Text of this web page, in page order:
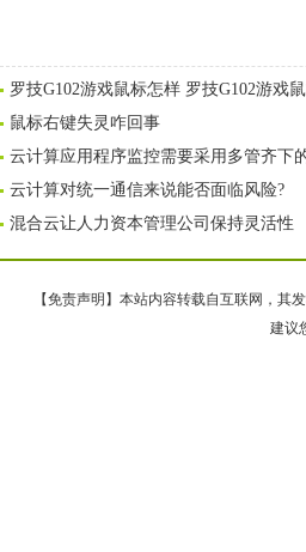
罗技G102游戏鼠标怎样 罗技G102游戏
鼠标右键失灵咋回事
云计算应用程序监控需要采用多管齐下
云计算对统一通信来说能否面临风险?
混合云让人力资本管理公司保持灵活性
【免责声明】本站内容转载自互联网，其
建议